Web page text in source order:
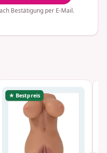
Bestätigung per E-Mail.
★ Bestpreis